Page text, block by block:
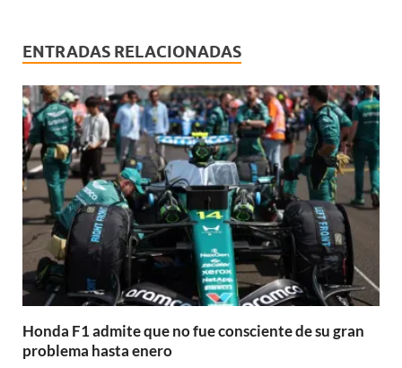
ENTRADAS RELACIONADAS
Honda F1 admite que no fue consciente de su gran
problema hasta enero